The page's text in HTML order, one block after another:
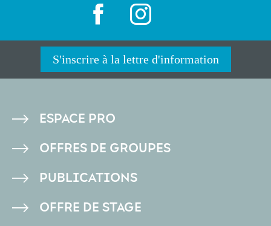
S'inscrire à la lettre d'information
PIED
DE
ESPACE PRO
OFFRES DE GROUPES
PUBLICATIONS
OFFRE DE STAGE